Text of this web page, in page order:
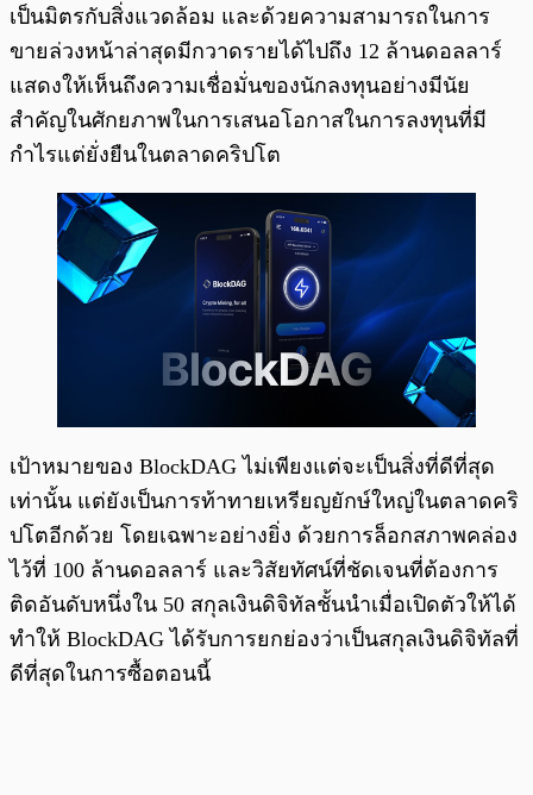
เป็นมิตรกับสิ่งแวดล้อม และด้วยความสามารถในการ
ขายล่วงหน้าล่าสุดมีกวาดรายได้ไปถึง 12 ล้านดอลลาร์
แสดงให้เห็นถึงความเชื่อมั่นของนักลงทุนอย่างมีนัย
สำคัญในศักยภาพในการเสนอโอกาสในการลงทุนที่มี
กำไรแต่ยั่งยืนในตลาดคริปโต
เป้าหมายของ BlockDAG ไม่เพียงแต่จะเป็นสิ่งที่ดีที่สุด
เท่านั้น แต่ยังเป็นการท้าทายเหรียญยักษ์ใหญ่ในตลาดคริ
ปโตอีกด้วย โดยเฉพาะอย่างยิ่ง ด้วยการล็อกสภาพคล่อง
ไว้ที่ 100 ล้านดอลลาร์ และวิสัยทัศน์ที่ชัดเจนที่ต้องการ
ติดอันดับหนึ่งใน 50 สกุลเงินดิจิทัลชั้นนำเมื่อเปิดตัวให้ได้
ทำให้ BlockDAG ได้รับการยกย่องว่าเป็นสกุลเงินดิจิทัลที่
ดีที่สุดในการซื้อตอนนี้